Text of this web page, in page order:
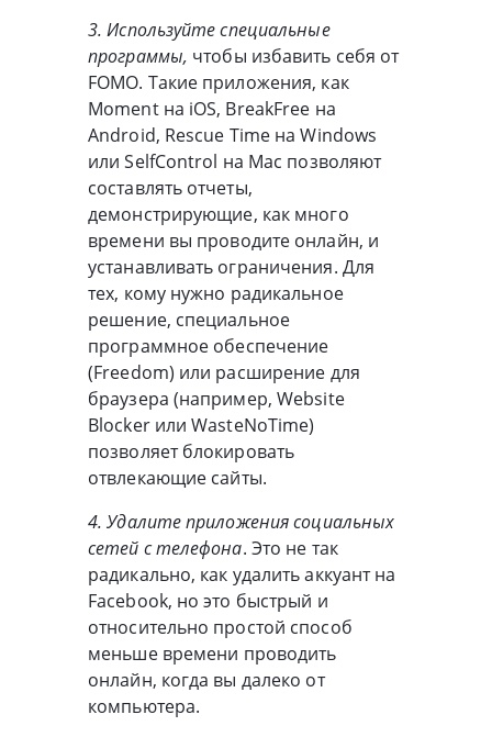
3. Используйте специальные
программы, чтобы избавить себя от
FOMO. Такие приложения, как
Moment на iOS, BreakFree на
Android, Rescue Time на Windows
или SelfControl на Mac позволяют
составлять отчеты,
демонстрирующие, как много
времени вы проводите онлайн, и
устанавливать ограничения. Для
тех, кому нужно радикальное
решение, специальное
программное обеспечение
(Freedom) или расширение для
браузера (например, Website
Blocker или WasteNoTime)
позволяет блокировать
отвлекающие сайты.
4. Удалите приложения социальных
сетей с телефона. Это не так
радикально, как удалить аккуант на
Facebook, но это быстрый и
относительно простой способ
меньше времени проводить
онлайн, когда вы далеко от
компьютера.